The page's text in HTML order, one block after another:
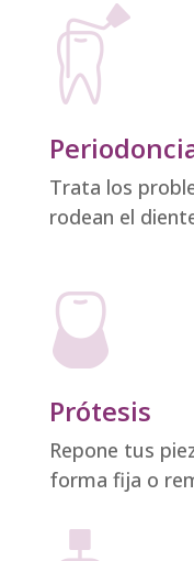
Trata los
rodean el
Prótesis
Repone tus
forma fija o